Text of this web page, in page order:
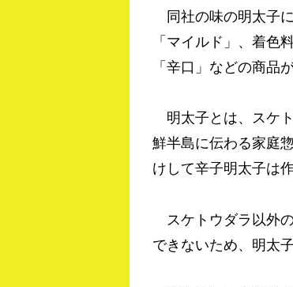
同社の味の明太子
「マイルド」、着色
「辛口」などの商品
明太子とは、スケ
鮮半島に伝わる家庭
けして辛子明太子は作
スケトウダラ以外
できないため、明太